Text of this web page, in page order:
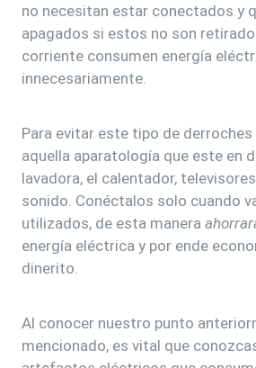
no necesitan estar conectados y
apagados si estos no son
corriente consumen energía
innecesariamente.
Para evitar este tipo de
aquella aparatología que este en
lavadora, el calentador,
sonido. Conéctalos solo cuando
utilizados, de esta manera
energía eléctrica y por ende
dinerito.
Al conocer nuestro punto
mencionado, es vital que